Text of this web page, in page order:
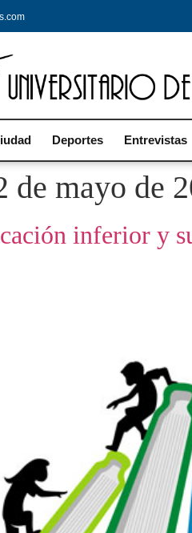
Deportes Entrevistas
de mayo de
inferior y